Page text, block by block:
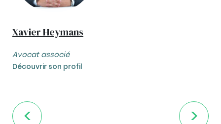
Xavier Heymans
Avocat associé
Découvrir son profil